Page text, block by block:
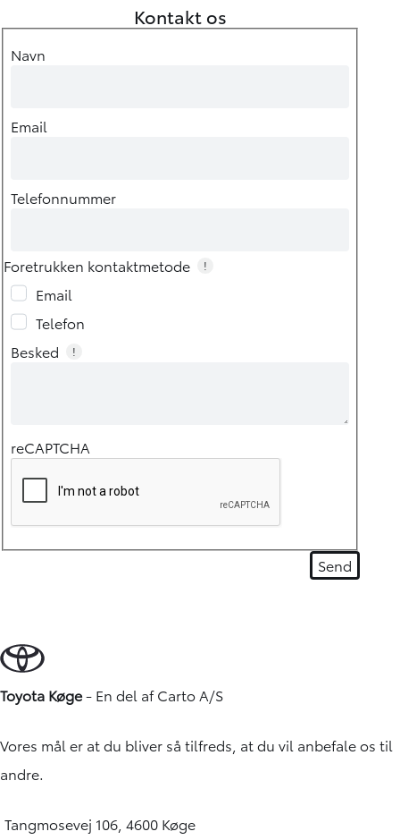
Kontakt os
Navn
Email
Telefonnummer
Foretrukken kontaktmetode !
Email
Telefon
Besked
!
reCAPTCHA
Toyota Køge- En del afCarto A/S
Vores mål er at du bliver så tilfreds, at du vil anbefale os til
andre.
Tangmosevej 106, 4600 Køge